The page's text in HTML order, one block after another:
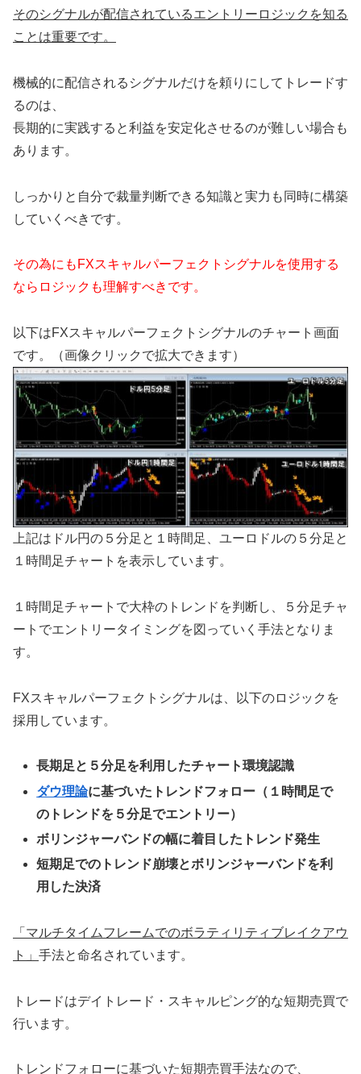
そのシグナルが配信されているエントリーロジックを知る
ことは重要です。
機械的に配信されるシグナルだけを頼りにしてトレードす
るのは、
長期的に実践すると利益を安定化させるのが難しい場合も
あります。
しっかりと自分で裁量判断できる知識と実力も同時に構築
していくべきです。
その為にもFXスキャルパーフェクトシグナルを使用する
ならロジックも理解すべきです。
以下はFXスキャルパーフェクトシグナルのチャート画面
です。（画像クリックで拡大できます）
上記はドル円の５分足と１時間足、ユーロドルの５分足と
１時間足チャートを表示しています。
１時間足チャートで大枠のトレンドを判断し、５分足チャ
ートでエントリータイミングを図っていく手法となりま
す。
FXスキャルパーフェクトシグナルは、以下のロジックを
採用しています。
長期足と５分足を利用したチャート環境認識
ダウ理論に基づいたトレンドフォロー（１時間足で
のトレンドを５分足でエントリー）
ボリンジャーバンドの幅に着目したトレンド発生
短期足でのトレンド崩壊とボリンジャーバンドを利
用した決済
「マルチタイムフレームでのボラティリティブレイクアウ
ト」 手法と命名されています。
トレードはデイトレード・スキャルピング的な短期売買で
行います。
トレンドフォローに基づいた短期売買手法なので、